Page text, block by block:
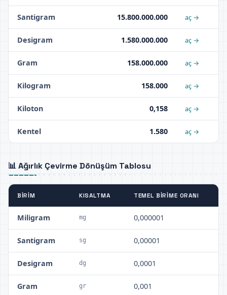
Santigram 15.800.000.000 aç →
Desigram 1.580.000.000 aç →
Gram 158.000.000 aç →
Kilogram 158.000 aç →
Kiloton 0,158 aç →
Kentel 1.580 aç →
📊 Ağırlık Çevirme Dönüşüm Tablosu
BIRIM KISALTMA TEMEL BIRIME ORANI
Miligram mg 0,000001
Santigram sg 0,00001
Desigram dg 0,0001
Gram gr 0,001